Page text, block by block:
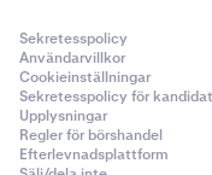
Sekretesspolicy
Användarvillkor
Cookieinställningar
Sekretesspolicy för
Upplysningar
Regler för börshandel
Efterlevnadsplattform